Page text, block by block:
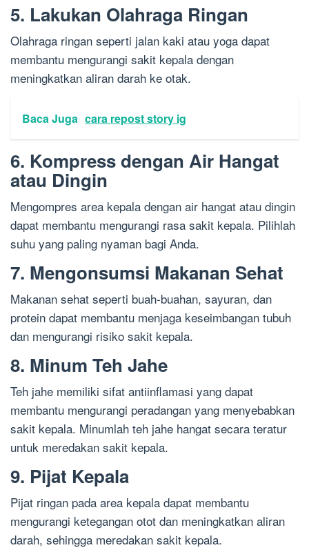
5. Lakukan Olahraga Ringan
Olahraga ringan seperti jalan kaki atau yoga dapat
membantu mengurangi sakit kepala dengan
meningkatkan aliran darah ke otak.
Baca Juga cara repost story ig
6. Kompress dengan Air Hangat
atau Dingin
Mengompres area kepala dengan air hangat atau dingin
dapat membantu mengurangi rasa sakit kepala. Pilihlah
suhu yang paling nyaman bagi Anda.
7. Mengonsumsi Makanan Sehat
Makanan sehat seperti buah-buahan, sayuran, dan
protein dapat membantu menjaga keseimbangan tubuh
dan mengurangi risiko sakit kepala.
8. Minum Teh Jahe
Teh jahe memiliki sifat antiinflamasi yang dapat
membantu mengurangi peradangan yang menyebabkan
sakit kepala. Minumlah teh jahe hangat secara teratur
untuk meredakan sakit kepala.
9. Pijat Kepala
Pijat ringan pada area kepala dapat membantu
mengurangi ketegangan otot dan meningkatkan aliran
darah, sehingga meredakan sakit kepala.